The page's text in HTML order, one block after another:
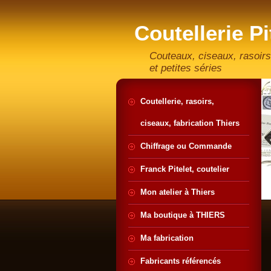
Coutellerie
artisan
Couteaux, ciseaux,
et petites séries
Coutellerie, rasoirs,
ciseaux, fabrication Thiers
Chiffrage ou Commande
Franck Pitelet, coutelier
Mon atelier à Thiers
Ma boutique à THIERS
Ma fabrication
Fabricants référencés